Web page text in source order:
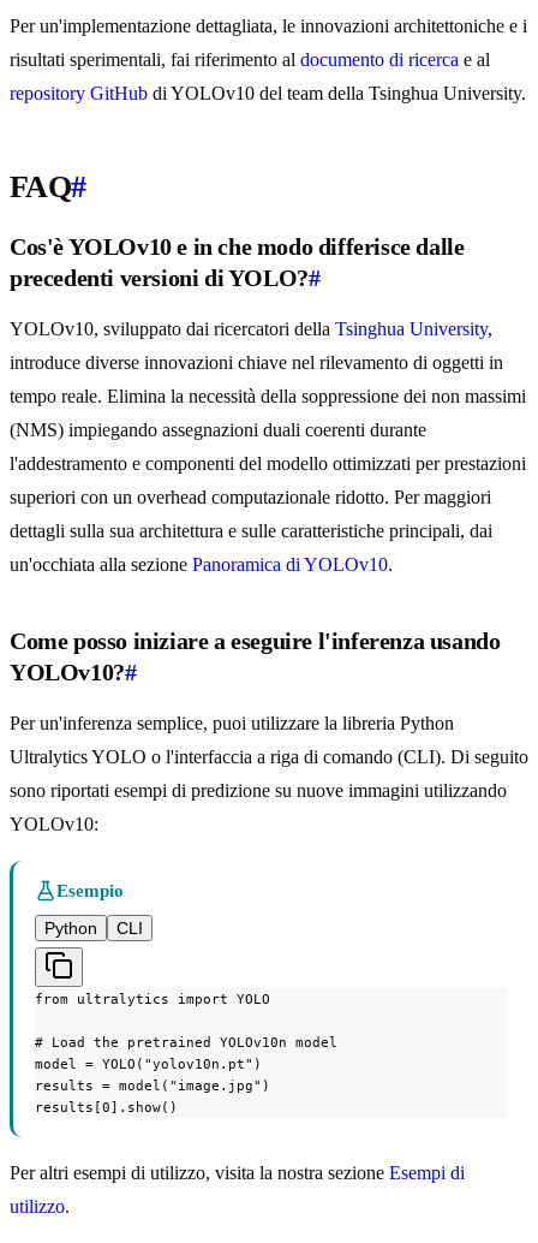
Per un'implementazione dettagliata, le innovazioni architettoniche e i
risultati sperimentali, fai riferimento al documento di ricerca e al
repository GitHub di YOLOv10 del team della Tsinghua University.
FAQ#
Cos'è YOLOv10 e in che modo differisce dalle
precedenti versioni di YOLO?#
YOLOv10, sviluppato dai ricercatori della Tsinghua University,
introduce diverse innovazioni chiave nel rilevamento di oggetti in
tempo reale. Elimina la necessità della soppressione dei non massimi
(NMS) impiegando assegnazioni duali coerenti durante
l'addestramento e componenti del modello ottimizzati per prestazioni
superiori con un overhead computazionale ridotto. Per maggiori
dettagli sulla sua architettura e sulle caratteristiche principali, dai
un'occhiata alla sezione Panoramica di YOLOv10.
Come posso iniziare a eseguire l'inferenza usando
YOLOv10?#
Per un'inferenza semplice, puoi utilizzare la libreria Python
Ultralytics YOLO o l'interfaccia a riga di comando (CLI). Di seguito
sono riportati esempi di predizione su nuove immagini utilizzando
YOLOv10:
Esempio
Python
CLI
from ultralytics import YOLO
# Load the pretrained YOLOv10n model
model = YOLO("yolov10n.pt")
results = model("image.jpg")
results[0].show()
Per altri esempi di utilizzo, visita la nostra sezione Esempi di
utilizzo.